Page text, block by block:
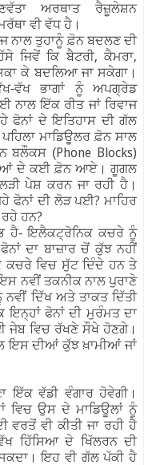
ਅਰਥਾਤ ਰੈਜ਼ੂਲੇਸ਼ਨ
ਵੀ ਵੱਧ ਹੈ।
ਤੁਹਾਨੂੰ ਫ਼ੋਨ ਬਦਲਣ ਦੀ
ਜਿਵੇਂ ਕਿ ਬੈਟਰੀ,ਕੈਮਰਾ,
ਕੇ ਬਦਲਿਆ ਜਾ ਸਕੇਗਾ।
ਵੱਖ ਭਾਗਾਂ ਨੂੰ ਅਪਗ੍ਰੇਡ
ਨਾਲ ਇੱਕ ਰੀਤ ਜਾਂ ਰਿਵਾਜ
ਫੋਨਾਂ ਦੇ ਇਤਿਹਾਸ ਦੀ ਗੱਲ
ਮਾਡਿਊਲਰ ਫ਼ੋਨ ਸਾਲ
ਬਲੌਕਸ (Phone Blocks)
ਦੇ ਕਈ ਫ਼ੋਨ ਆਏ। ਗੂਗਲ
ਪੇਸ਼ ਕਰਨ ਜਾ ਰਹੀ ਹੈ।
ਫੋਨਾਂ ਦੀ ਲੋੜ ਪਈ?ਮਾਹਿਰ
ਰਹੇ ਹਨ?
ਹੈ- ਇਲੈਕਟ੍ਰੋਨਿਕ ਕਚਰੇ ਨੂੰ
ਦਾ ਬਾਜ਼ਾਰ ਚੋਂ ਕੁੱਝ ਨਹੀਂ
ਕਚਰੇ ਵਿਚ ਸੁੱਟ ਦਿੰਦੇ ਹਨ ਤੇ
ਨਵੀਂ ਤਕਨੀਕ ਨਾਲ ਪੁਰਾਣੇ
ਦਿੱਖ ਅਤੇ ਤਾਕਤ ਦਿੱਤੀ
ਇਨ੍ਹਾਂ ਫੋਨਾਂ ਦੀ ਮੁਰੰਮਤ ਦਾ
ਜੇਬ ਵਿਚ ਰੱਖਣੇ ਸੌਖੇ ਹੋਣਗੇ।
ਇਸ ਦੀਆਂ ਕੁੱਝ ਖ਼ਾਮੀਆਂ ਜਾਂ
ਇੱਕ ਵੱਡੀ ਵੰਗਾਰ ਹੋਵੇਗੀ।
ਵਿਚ ਉਸ ਦੇ ਮਾਡਿਊਲਾਂ ਨੂੰ
ਵੀ ਕੀਤੀ ਜਾ ਰਹੀ ਹੈ
ਹਿੱਸਿਆ ਦੇ ਖਿੱਲਰਨ ਦੀ
ਸਕਦਾ। ਇਹ ਵੀ ਗੱਲ ਪੱਕੀ ਹੈ